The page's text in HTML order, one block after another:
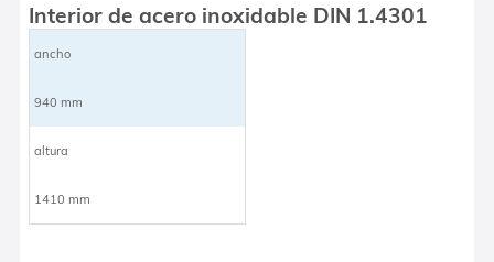
Interior de acero inoxidable DIN 1.4301
ancho
940 mm
altura
1410 mm